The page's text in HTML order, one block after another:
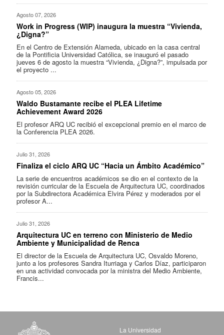
Agosto 07, 2026
Work in Progress (WIP) inaugura la muestra “Vivienda,
¿Digna?”
En el Centro de Extensión Alameda, ubicado en la casa central
de la Pontificia Universidad Católica, se inauguró el pasado
jueves 6 de agosto la muestra “Vivienda, ¿Digna?”, impulsada por
el proyecto ...
Agosto 05, 2026
Waldo Bustamante recibe el PLEA Lifetime
Achievement Award 2026
El profesor ARQ UC recibió el excepcional premio en el marco de
la Conferencia PLEA 2026.
Julio 31, 2026
Finaliza el ciclo ARQ UC “Hacia un Ámbito Académico”
La serie de encuentros académicos se dio en el contexto de la
revisión curricular de la Escuela de Arquitectura UC, coordinados
por la Subdirectora Académica Elvira Pérez y moderados por el
profesor A...
Julio 31, 2026
Arquitectura UC en terreno con Ministerio de Medio
Ambiente y Municipalidad de Renca
El director de la Escuela de Arquitectura UC, Osvaldo Moreno,
junto a los profesores Sandra Iturriaga y Carlos Díaz, participaron
en una actividad convocada por la ministra del Medio Ambiente,
Francis...
La Universidad